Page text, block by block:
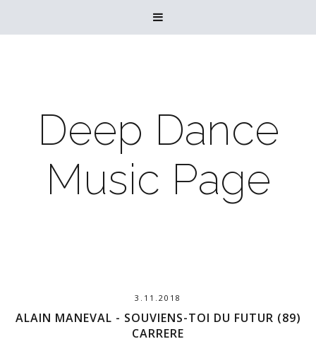

Deep Dance
Music Page
3.11.2018
ALAIN MANEVAL - SOUVIENS-TOI DU FUTUR (89)
CARRERE